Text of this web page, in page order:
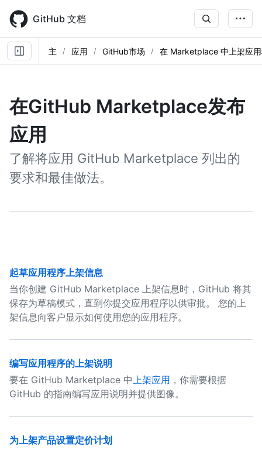
main
content
GitHub 文档
主 应用 GitHub市场 在 Marketplace 中上架应
在GitHub Marketplace发布
应用
了解将应用 GitHub Marketplace 列出的
要求和最佳做法。
起草应用程序上架信息
当你创建 GitHub Marketplace 上架信息时，GitHub 将其
保存为草稿模式，直到你提交应用程序以供审批。 您的上
架信息向客户显示如何使用您的应用程序。
编写应用程序的上架说明
要在 GitHub Marketplace 中上架应用 ，你需要根据
GitHub 的指南编写应用说明并提供图像。
为上架产品设置定价计划